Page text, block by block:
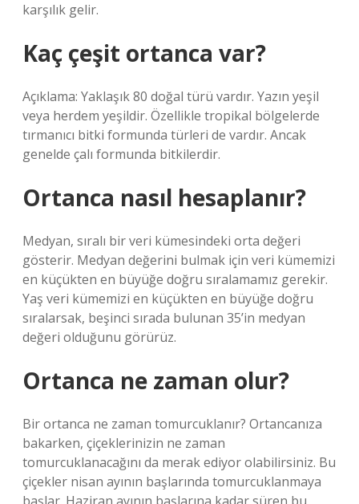
karşılık gelir.
Kaç çeşit ortanca var?
Açıklama: Yaklaşık 80 doğal türü vardır. Yazın yeşil
veya herdem yeşildir. Özellikle tropikal bölgelerde
tırmanıcı bitki formunda türleri de vardır. Ancak
genelde çalı formunda bitkilerdir.
Ortanca nasıl hesaplanır?
Medyan, sıralı bir veri kümesindeki orta değeri
gösterir. Medyan değerini bulmak için veri kümemizi
en küçükten en büyüğe doğru sıralamamız gerekir.
Yaş veri kümemizi en küçükten en büyüğe doğru
sıralarsak, beşinci sırada bulunan 35’in medyan
değeri olduğunu görürüz.
Ortanca ne zaman olur?
Bir ortanca ne zaman tomurcuklanır? Ortancanıza
bakarken, çiçeklerinizin ne zaman
tomurcuklanacağını da merak ediyor olabilirsiniz. Bu
çiçekler nisan ayının başlarında tomurcuklanmaya